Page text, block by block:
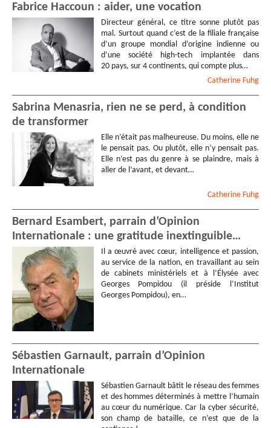
Fabrice Haccoun : aider, une vocation
Directeur général, ce titre sonne plutôt pas
mal. Surtout quand c’est de la filiale française
d’un groupe mondial d’origine indienne ou
d’une société high-tech implantée dans
20 pays, sur 4 continents, qui compte plus…
Catherine Fuhg
Sabrina Menasria, rien ne se perd, à condition
de transformer
Elle n’était pas malheureuse. Du moins, elle ne
le pensait pas. Ou plutôt, elle n’y pensait pas.
Elle n’est pas du genre à se plaindre, mais à
aller de l’avant, et devant…
Catherine Fuhg
Bernard Esambert, parrain d’Opinion
Internationale : une gratitude inextinguible…
Il a œuvré avec cœur, intelligence et passion,
au service de la nation, en travaillant au sein
de cabinets ministériels et à l’Élysée avec
Georges Pompidou (il préside l’Institut
Georges Pompidou), en…
Sébastien Garnault, parrain d’Opinion
Internationale
Sébastien Garnault bâtit le réseau des femmes
et des hommes déterminés à mettre l’humain
au cœur du numérique. Car la cyber sécurité,
son champ de bataille, ce n’est que de la